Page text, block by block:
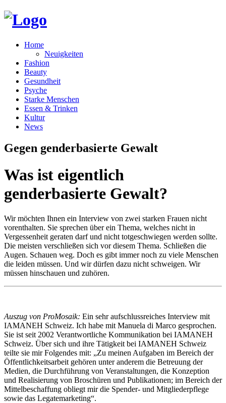
Home
Neuigkeiten
Fashion
Beauty
Gesundheit
Psyche
Starke Menschen
Essen & Trinken
Kultur
News
Gegen genderbasierte Gewalt
Was ist eigentlich
genderbasierte Gewalt?
Wir möchten Ihnen ein Interview von zwei starken Frauen nicht
vorenthalten. Sie sprechen über ein Thema, welches nicht in
Vergessenheit geraten darf und nicht totgeschwiegen werden sollte.
Die meisten verschließen sich vor diesem Thema. Schließen die
Augen. Schauen weg. Doch es gibt immer noch zu viele Menschen
die leiden müssen. Und wir dürfen dazu nicht schweigen. Wir
müssen hinschauen und zuhören.
Auszug von ProMosaik: Ein sehr aufschlussreiches Interview mit
IAMANEH Schweiz. Ich habe mit Manuela di Marco gesprochen.
Sie ist seit 2002 Verantwortliche Kommunikation bei IAMANEH
Schweiz. Über sich und ihre Tätigkeit bei IAMANEH Schweiz
teilte sie mir Folgendes mit: „Zu meinen Aufgaben im Bereich der
Öffentlichkeitsarbeit gehören unter anderem die Betreuung der
Medien, die Durchführung von Veranstaltungen, die Konzeption
und Realisierung von Broschüren und Publikationen; im Bereich der
Mittelbeschaffung obliegt mir die Spender- und Mitgliederpflege
sowie das Legatemarketing“.